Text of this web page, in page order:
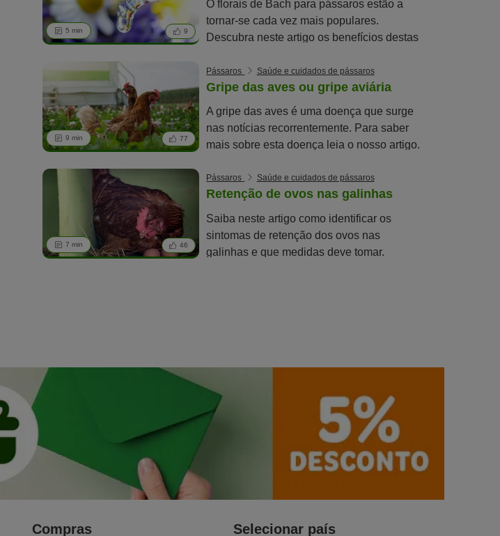
5 min 9
O florais de Bach para pássaros estão a
tornar-se cada vez mais populares.
Descubra neste artigo os benefícios destas
9 min 77
Pássaros Saúde e cuidados de pássaros
Gripe das aves ou gripe aviária
A gripe das aves é uma doença que surge
nas notícias recorrentemente. Para saber
mais sobre esta doença leia o nosso artigo.
7 min 46
Pássaros Saúde e cuidados de pássaros
Retenção de ovos nas galinhas
Saiba neste artigo como identificar os
sintomas de retenção dos ovos nas
galinhas e que medidas deve tomar.
Compras Selecionar país